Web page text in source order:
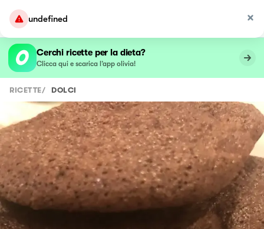
undefined
Cerchi ricette per la dieta?
Clicca qui e scarica l’app olivia!
RICETTE/ DOLCI